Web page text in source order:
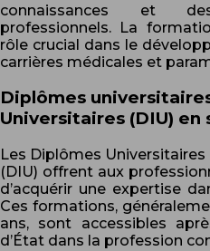
connaissances et
professionnels. La
rôle crucial dans le
carrières médicales et
Diplômes
Universitaires (DIU) en
Les Diplômes
(DIU) offrent aux
d’acquérir une expertise
Ces formations,
ans, sont accessibles
d’État dans la profession